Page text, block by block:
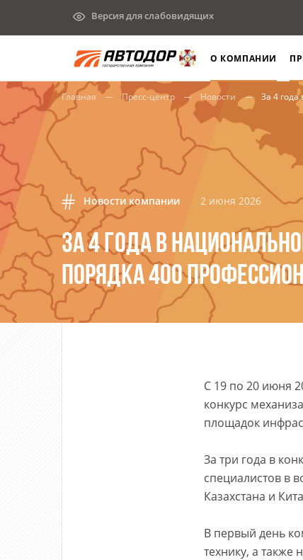
Версия для слабовидящих
О КОМПАНИИ
Главная Пресс-центр Новости За 4 года в
Новости компании 2 июня 2026
ЗА 4 ГОДА В
ПОРЯДКА 400
С 19 по 20 июня
конкурс
площадок
За три года в
специалистов в
Казахстана и
В первый день
технику, а также